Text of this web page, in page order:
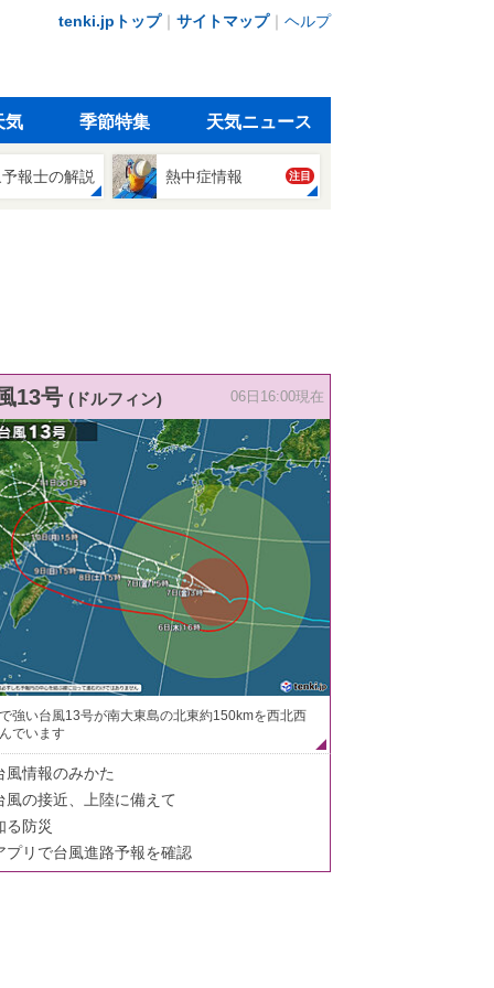
tenki.jpトップ｜ サイトマップ｜ ヘルプ
気 季節特集 天気ニュース
報士の解説 熱中症情報 注目
13号 (ドルフィン) 06日16:00現在
強い台風13号が南大東島の北東約150kmを西北西
でいます
風情報のみかた
風の接近、上陸に備えて
る防災
プリで台風進路予報を確認